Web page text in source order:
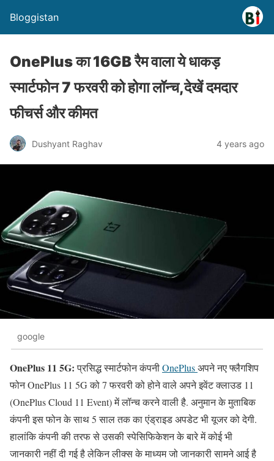
Bloggistan
OnePlus का 16GB रैम वाला ये धाकड़
स्मार्टफोन 7 फरवरी को होगा लॉन्च,देखें दमदार
फीचर्स और कीमत
Dushyant Raghav 4 years ago
google
OnePlus 11 5G:प्रसिद्ध स्मार्टफोन कंपनीOnePlusअपने नए फ्लैगशिप
फोन OnePlus 11 5G को 7 फरवरी को होने वाले अपने इवेंट क्लाउड 11
(OnePlus Cloud 11 Event) में लॉन्च करने वाली है. अनुमान के मुताबिक
कंपनी इस फोन के साथ 5 साल तक का एंड्राइड अपडेट भी यूजर को देगी.
हालांकि कंपनी की तरफ से उसकी स्पेसिफिकेशन के बारे में कोई भी
जानकारी नहीं दी गई है लेकिन लीक्स के माध्यम जो जानकारी सामने आई है